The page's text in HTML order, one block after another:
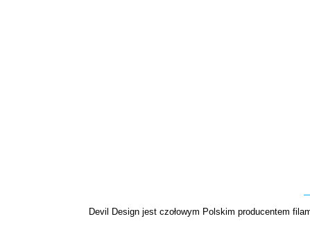
Devil Design jest czołowym Polskim producentem